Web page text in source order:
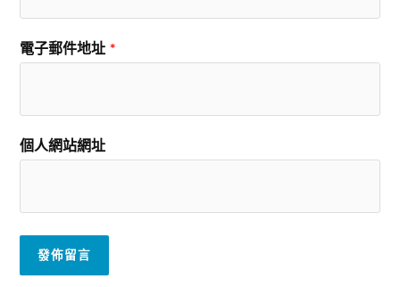
電子郵件地址 *
個人網站網址